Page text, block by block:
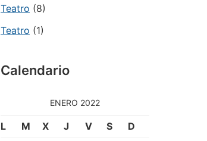
Teatro (8)
Teatro (1)
Calendario
ENERO 2022
L M X J V S
D